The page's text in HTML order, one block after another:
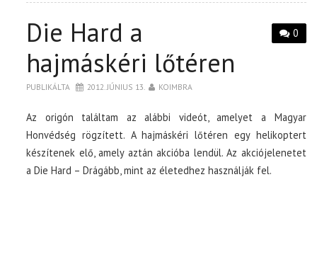
0
Die Hard a
hajmáskéri lőtéren
PUBLIKÁLTA 2012. JÚNIUS 13. KOIMBRA
Az origón találtam az alábbi videót, amelyet a Magyar
Honvédség rögzített. A hajmáskéri lőtéren egy helikoptert
készítenek elő, amely aztán akcióba lendül. Az akciójelenetet
a Die Hard – Drágább, mint az életedhez használják fel.